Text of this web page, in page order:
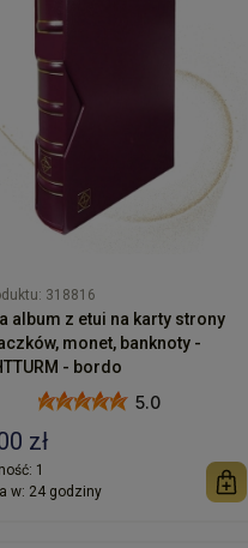
318816
album z etui na karty strony
monet, banknoty -
- bordo
5.0
zł
1
w: 24 godziny